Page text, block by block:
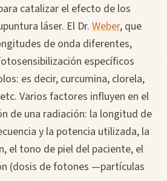
catalizar el efecto de los
láser. El Dr. Weber, que
de onda diferentes,
específicos
es decir, curcumina, clorela,
Varios factores influyen en el
de una radiación: la longitud de
y la potencia utilizada, la
el tono de piel del paciente, el
(dosis de fotones —partículas